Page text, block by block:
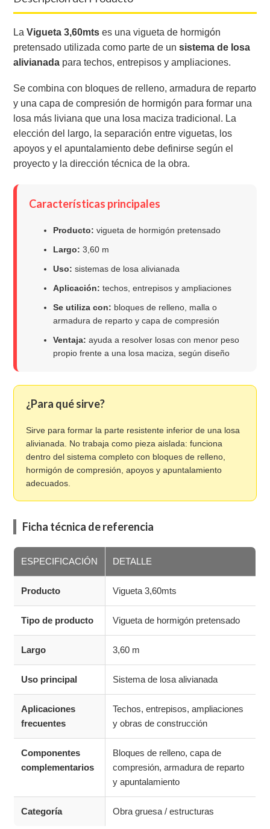
LaVigueta 3,60mts es una vigueta de hormigón
pretensado utilizada como parte de unsistema de losa
alivianada para techos, entrepisos y ampliaciones.
Se combina con bloques de relleno, armadura de reparto
y una capa de compresión de hormigón para formar una
losa más liviana que una losa maciza tradicional. La
elección del largo, la separación entre viguetas, los
apoyos y el apuntalamiento debe definirse según el
proyecto y la dirección técnica de la obra.
Características principales
Producto: vigueta de hormigón pretensado
Largo: 3,60 m
Uso: sistemas de losa alivianada
Aplicación: techos, entrepisos y ampliaciones
Se utiliza con: bloques de relleno, malla o
armadura de reparto y capa de compresión
Ventaja: ayuda a resolver losas con menor peso
propio frente a una losa maciza, según diseño
¿Para qué sirve?
Sirve para formar la parte resistente inferior de una losa
alivianada. No trabaja como pieza aislada: funciona
dentro del sistema completo con bloques de relleno,
hormigón de compresión, apoyos y apuntalamiento
adecuados.
Ficha técnica de referencia
ESPECIFICACIÓN DETALLE
Producto Vigueta 3,60mts
Tipo de producto Vigueta de hormigón pretensado
Largo 3,60 m
Uso principal Sistema de losa alivianada
Aplicaciones
frecuentes
Techos, entrepisos, ampliaciones
y obras de construcción
Componentes
complementarios
Bloques de relleno, capa de
compresión, armadura de reparto
y apuntalamiento
Categoría Obra gruesa / estructuras